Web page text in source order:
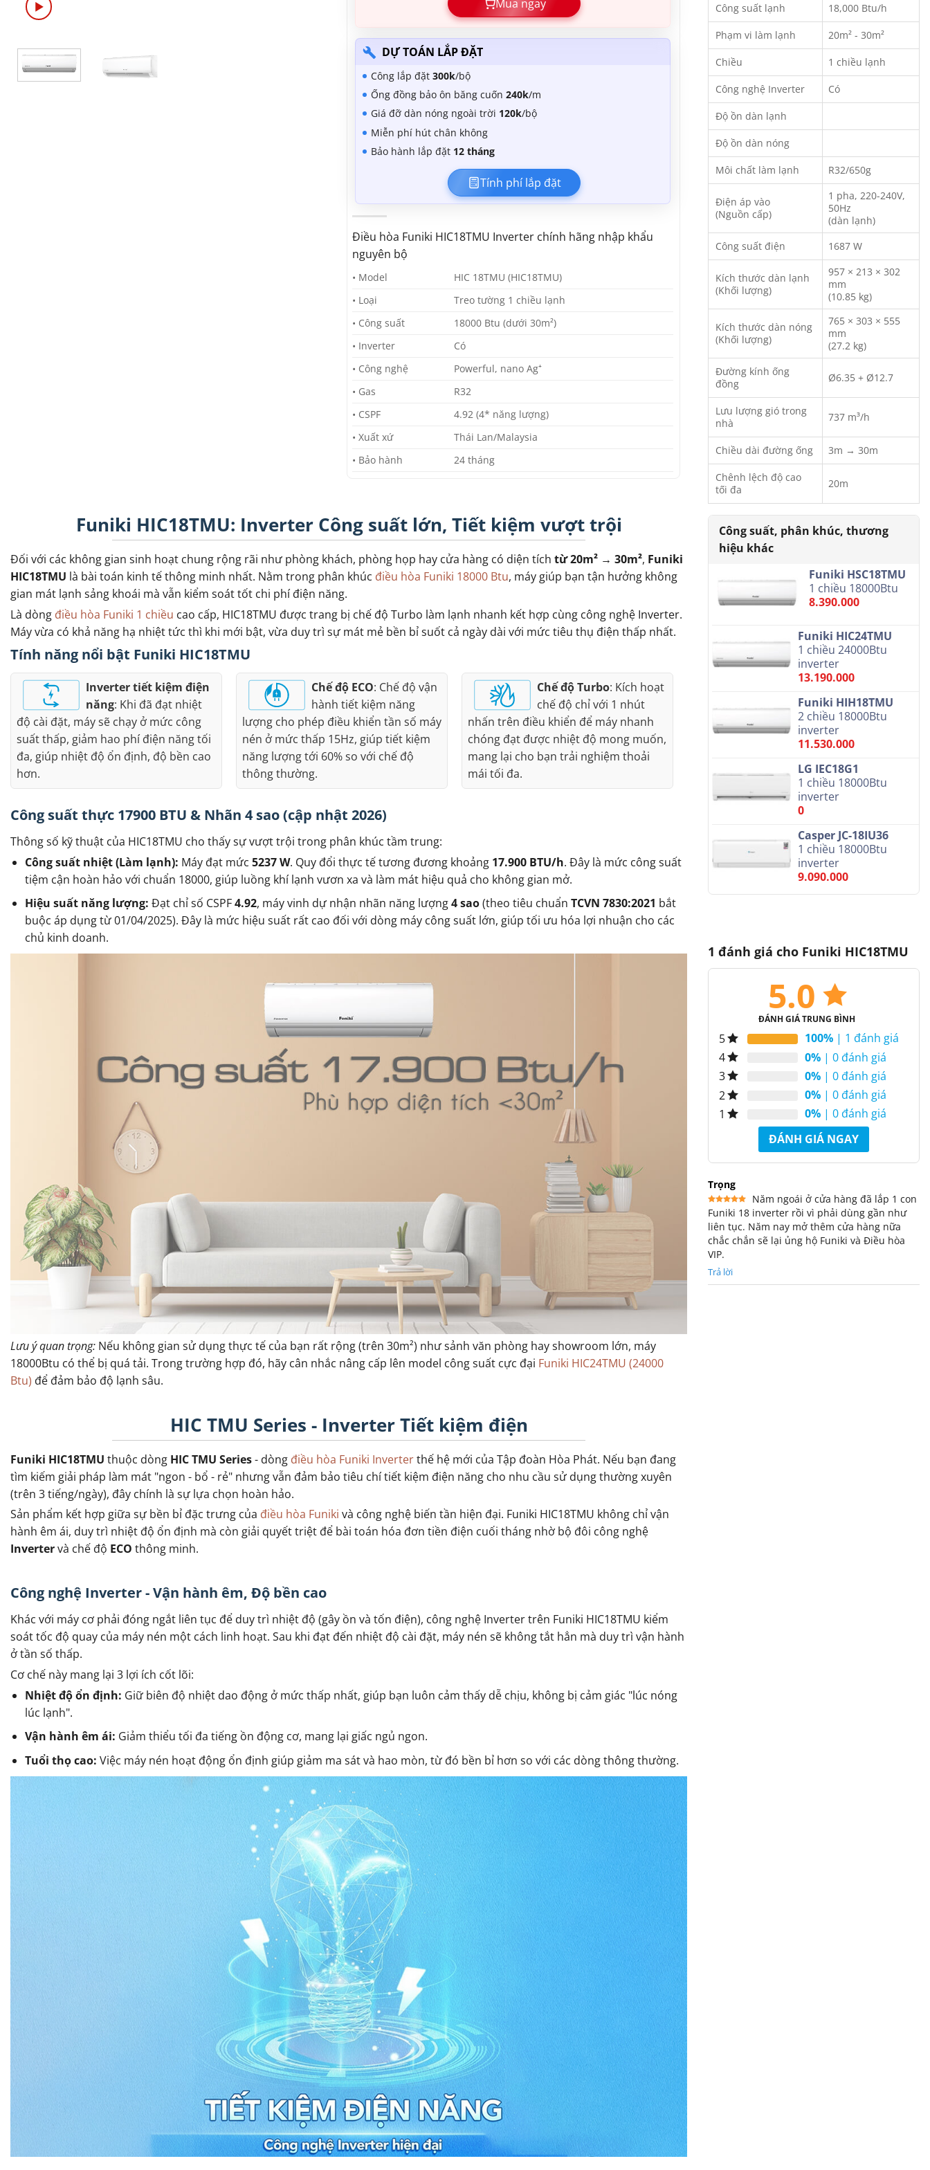
Mua ngay
DỰ TOÁN LẮP ĐẶT
Công lắp đặt300k/bộ
Ống đồng bảo ôn băng cuốn240k/m
Giá đỡ dàn nóng ngoài trời 120k/bộ
Miễn phí hút chân không
Bảo hành lắp đặt 12 tháng
Tính phí lắp đặt
Điều hòa Funiki HIC18TMU Inverter chính hãng nhập khẩu
nguyên bộ
• Model
HIC 18TMU (HIC18TMU)
• Loại
Treo tường 1 chiều lạnh
• Công suất
18000 Btu (dưới 30m²)
• Inverter
Có
• Công nghệ
Powerful, nano Ag⁺
• Gas
R32
• CSPF
4.92 (4* năng lượng)
• Xuất xứ
Thái Lan/Malaysia
• Bảo hành
24 tháng
Funiki HIC18TMU: Inverter Công suất lớn, Tiết kiệm vượt trội
Đối với các không gian sinh hoạt chung rộng rãi như phòng khách, phòng họp hay cửa hàng có diện tích từ 20m² → 30m², Funiki
HIC18TMU là bài toán kinh tế thông minh nhất. Nằm trong phân khúc điều hòa Funiki 18000 Btu, máy giúp bạn tận hưởng không
gian mát lạnh sảng khoái mà vẫn kiểm soát tốt chi phí điện năng.
Là dòng điều hòa Funiki 1 chiều cao cấp, HIC18TMU được trang bị chế độ Turbo làm lạnh nhanh kết hợp cùng công nghệ Inverter.
Máy vừa có khả năng hạ nhiệt tức thì khi mới bật, vừa duy trì sự mát mẻ bền bỉ suốt cả ngày dài với mức tiêu thụ điện thấp nhất.
Tính năng nổi bật Funiki HIC18TMU
Inverter tiết kiệm điện
năng: Khi đã đạt nhiệt
độ cài đặt, máy sẽ chạy ở mức công
suất thấp, giảm hao phí điện năng tối
đa, giúp nhiệt độ ổn định, độ bền cao
hơn.
Chế độ ECO: Chế độ vận
hành tiết kiệm năng
lượng cho phép điều khiển tần số máy
nén ở mức thấp 15Hz, giúp tiết kiệm
năng lượng tới 60% so với chế độ
thông thường.
Chế độ Turbo: Kích hoạt
chế độ chỉ với 1 nhút
nhấn trên điều khiển để máy nhanh
chóng đạt được nhiệt độ mong muốn,
mang lại cho bạn trải nghiệm thoải
mái tối đa.
Công suất thực 17900 BTU & Nhãn 4 sao (cập nhật 2026)
Thông số kỹ thuật của HIC18TMU cho thấy sự vượt trội trong phân khúc tầm trung:
Công suất nhiệt (Làm lạnh): Máy đạt mức 5237 W. Quy đổi thực tế tương đương khoảng 17.900 BTU/h. Đây là mức công suất
tiệm cận hoàn hảo với chuẩn 18000, giúp luồng khí lạnh vươn xa và làm mát hiệu quả cho không gian mở.
Hiệu suất năng lượng: Đạt chỉ số CSPF4.92, máy vinh dự nhận nhãn năng lượng4 sao(theo tiêu chuẩn TCVN 7830:2021 bắt
buộc áp dụng từ 01/04/2025). Đây là mức hiệu suất rất cao đối với dòng máy công suất lớn, giúp tối ưu hóa lợi nhuận cho các
chủ kinh doanh.
Lưu ý quan trọng: Nếu không gian sử dụng thực tế của bạn rất rộng (trên 30m²) như sảnh văn phòng hay showroom lớn, máy
18000Btu có thể bị quá tải. Trong trường hợp đó, hãy cân nhắc nâng cấp lên model công suất cực đại Funiki HIC24TMU (24000
Btu) để đảm bảo độ lạnh sâu.
HIC TMU Series - Inverter Tiết kiệm điện
Funiki HIC18TMU thuộc dòng HIC TMU Series- dòng điều hòa Funiki Inverterthế hệ mới của Tập đoàn Hòa Phát. Nếu bạn đang
tìm kiếm giải pháp làm mát "ngon - bổ - rẻ" nhưng vẫn đảm bảo tiêu chí tiết kiệm điện năng cho nhu cầu sử dụng thường xuyên
(trên 3 tiếng/ngày), đây chính là sự lựa chọn hoàn hảo.
Sản phẩm kết hợp giữa sự bền bỉ đặc trưng của điều hòa Funiki và công nghệ biến tần hiện đại. Funiki HIC18TMU không chỉ vận
hành êm ái, duy trì nhiệt độ ổn định mà còn giải quyết triệt để bài toán hóa đơn tiền điện cuối tháng nhờ bộ đôi công nghệ
Invertervà chế độ ECO thông minh.
Công nghệ Inverter - Vận hành êm, Độ bền cao
Khác với máy cơ phải đóng ngắt liên tục để duy trì nhiệt độ (gây ồn và tốn điện), công nghệ Inverter trên Funiki HIC18TMU kiểm
soát tốc độ quay của máy nén một cách linh hoạt. Sau khi đạt đến nhiệt độ cài đặt, máy nén sẽ không tắt hẳn mà duy trì vận hành
ở tần số thấp.
Cơ chế này mang lại 3 lợi ích cốt lõi:
Nhiệt độ ổn định: Giữ biên độ nhiệt dao động ở mức thấp nhất, giúp bạn luôn cảm thấy dễ chịu, không bị cảm giác "lúc nóng
lúc lạnh".
Vận hành êm ái: Giảm thiểu tối đa tiếng ồn động cơ, mang lại giấc ngủ ngon.
Tuổi thọ cao: Việc máy nén hoạt động ổn định giúp giảm ma sát và hao mòn, từ đó bền bỉ hơn so với các dòng thông thường.
Công suất lạnh 18,000 Btu/h
Phạm vi làm lạnh 20m² - 30m²
Chiều 1 chiều lạnh
Công nghệ Inverter Có
Độ ồn dàn lạnh
Độ ồn dàn nóng
Môi chất làm lạnh R32/650g
Điện áp vào
(Nguồn cấp)
1 pha, 220-240V,
50Hz
(dàn lạnh)
Công suất điện
1687 W
Kích thước dàn lạnh
(Khối lượng)
957 × 213 × 302
mm
(10.85 kg)
Kích thước dàn nóng
(Khối lượng)
765 × 303 × 555
mm
(27.2 kg)
Đường kính ống
đồng
Ø6.35 + Ø12.7
Lưu lượng gió trong
nhà
737 m³/h
Chiều dài đường ống 3m → 30m
Chênh lệch độ cao
tối đa
20m
Funiki HSC18TMU
1 chiều 18000Btu
8.390.000
Funiki HIC24TMU
1 chiều 24000Btu
inverter
13.190.000
Funiki HIH18TMU
2 chiều 18000Btu
inverter
11.530.000
LG IEC18G1
1 chiều 18000Btu
inverter
0
Casper JC-18IU36
1 chiều 18000Btu
inverter
9.090.000
1 đánh giá cho Funiki HIC18TMU
5.0
ĐÁNH GIÁ TRUNG BÌNH
5 100% | 1 đánh giá
4
0% | 0 đánh giá
3
0% | 0 đánh giá
2
0% | 0 đánh giá
1
0% | 0 đánh giá
ĐÁNH GIÁ NGAY
Trọng
Được xếp
hạng55
sao
Năm ngoái ở cửa hàng đã lắp 1 con
Funiki 18 inverter rồi vì phải dùng gần như
liên tục. Năm nay mở thêm cửa hàng nữa
chắc chắn sẽ lại ủng hộ Funiki và Điều hòa
VIP.
Trả lời